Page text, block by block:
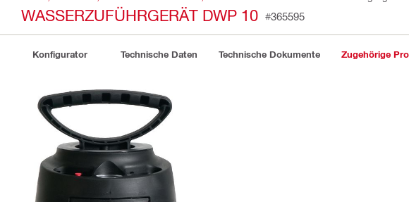
WASSERZUFÜHRGERÄT DWP 10 #365595
Konfigurator Technische Daten Technische Dokumente Zugehörige